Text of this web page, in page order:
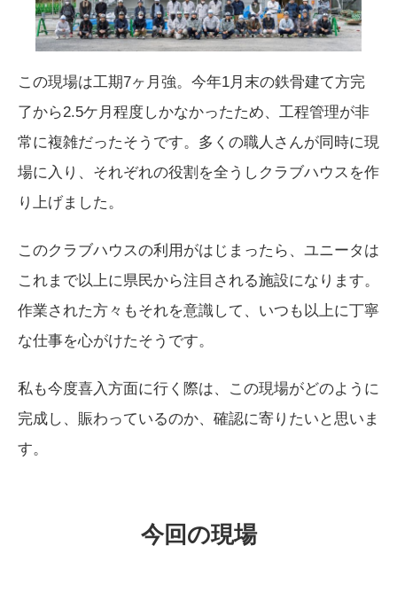
この現場は工期7ヶ月強。今年1月末の鉄骨建て方完
了から2.5ケ月程度しかなかったため、工程管理が非
常に複雑だったそうです。多くの職人さんが同時に現
場に入り、それぞれの役割を全うしクラブハウスを作
り上げました。
このクラブハウスの利用がはじまったら、ユニータは
これまで以上に県民から注目される施設になります。
作業された方々もそれを意識して、いつも以上に丁寧
な仕事を心がけたそうです。
私も今度喜入方面に行く際は、この現場がどのように
完成し、賑わっているのか、確認に寄りたいと思いま
す。
今回の現場